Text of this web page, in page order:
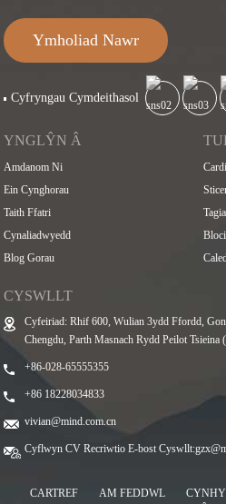
Ymholiad Nawr
Cyfryngau Cymdeithasol
YNGLŶN Â
Amdanom Ni
Ein Cynghorau
Taith Ffatri
Cynaliadwyedd
Blog Gorau
CYSWLLT
Cyfeiriad: Rhif 600, Wulian 3ydd Ffordd,
Chengdu, Parth Masnach Rydd Peilot Tsieina
+86-028-65555355
+86 18228034833
vivian@mind.com.cn
Cyflwyn CV Recriwtio E-bost Cyswllt:
CARTREF AM FEDDWL